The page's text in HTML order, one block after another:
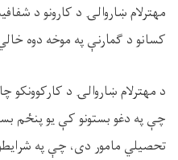
مهترلام ښاروالۍ د کارونو د
کسانو د ګمارنې په موخه دوه
د مهترلام ښاروالۍ د کارکوونکو
چې په دغو بستونو کې یو پنځم
تحصیلي مامور دی، چې په